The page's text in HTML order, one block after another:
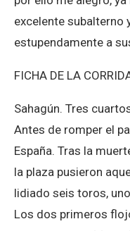
excelente subalterno
estupendamente a
FICHA DE LA
Sahagún. Tres
Antes de romper el
España. Tras la
la plaza pusieron
lidiado seis toros,
Los dos primeros